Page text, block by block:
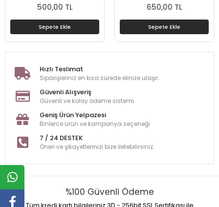
500,00 TL
Sepete Ekle
650,00 TL
Sepete Ekle
Hızlı Teslimat
Siparişleriniz en kısa sürede elinize ulaşır.
Güvenli Alışveriş
Güvenli ve kolay ödeme sistemi
Geniş Ürün Yelpazesi
Binlerce ürün ve kampanya seçeneği
7 / 24 DESTEK
Öneri ve şikayetlerinizi bize iletebilirsiniz.
%100 Güvenli Ödeme